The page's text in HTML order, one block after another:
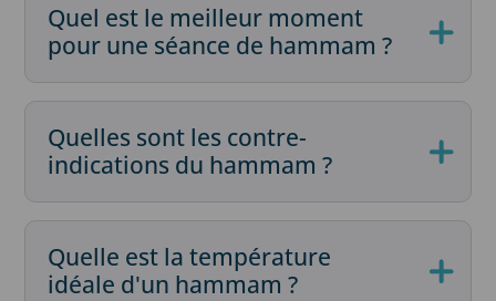
Quel est le meilleur moment
pour une séance de hammam ?
Quelles sont les contre-
indications du hammam ?
Quelle est la température
idéale d'un hammam ?